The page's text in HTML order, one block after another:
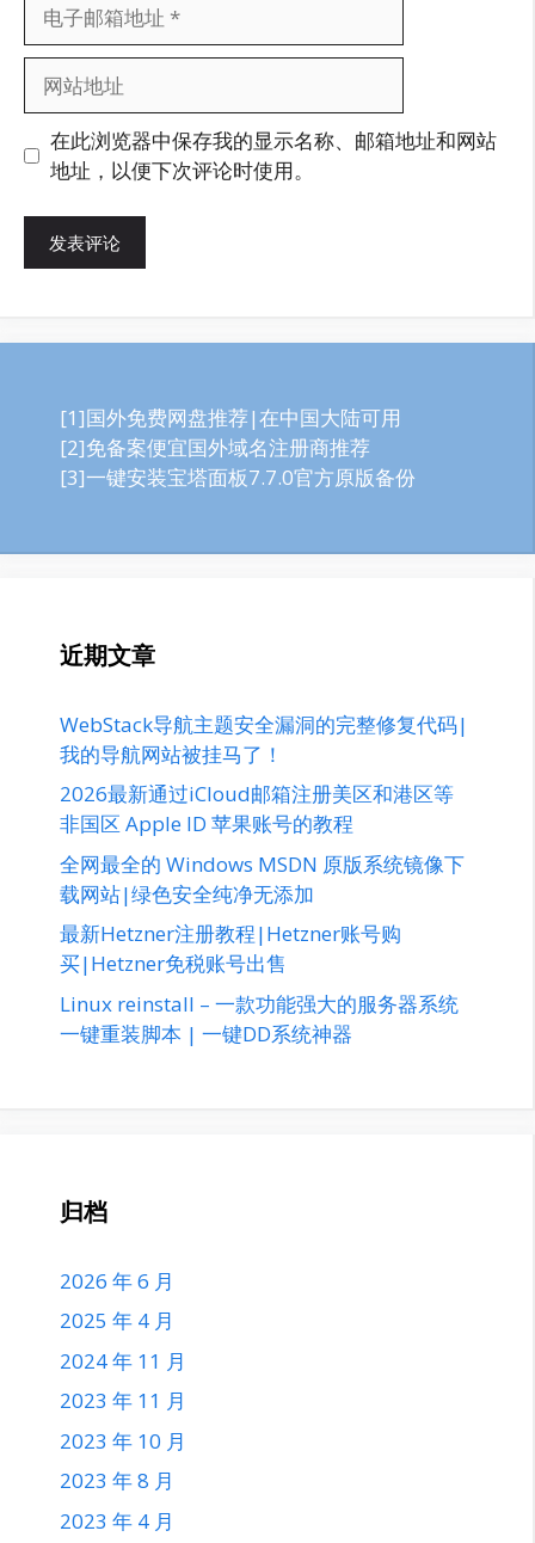
邮
地
址
址
在此浏览器中保存我的显示名称、邮箱地址和网站
地址，以便下次评论时使用。
[1]国外免费网盘推荐|在中国大陆可用
[2]免备案便宜国外域名注册商推荐
[3]一键安装宝塔面板7.7.0官方原版备份
近期文章
WebStack导航主题安全漏洞的完整修复代码|
我的导航网站被挂马了！
2026最新通过iCloud邮箱注册美区和港区等
非国区 Apple ID 苹果账号的教程
全网最全的 Windows MSDN 原版系统镜像下
载网站|绿色安全纯净无添加
最新Hetzner注册教程|Hetzner账号购
买|Hetzner免税账号出售
Linux reinstall – 一款功能强大的服务器系统
一键重装脚本 | 一键DD系统神器
归档
2026 年 6 月
2025 年 4 月
2024 年 11 月
2023 年 11 月
2023 年 10 月
2023 年 8 月
2023 年 4 月